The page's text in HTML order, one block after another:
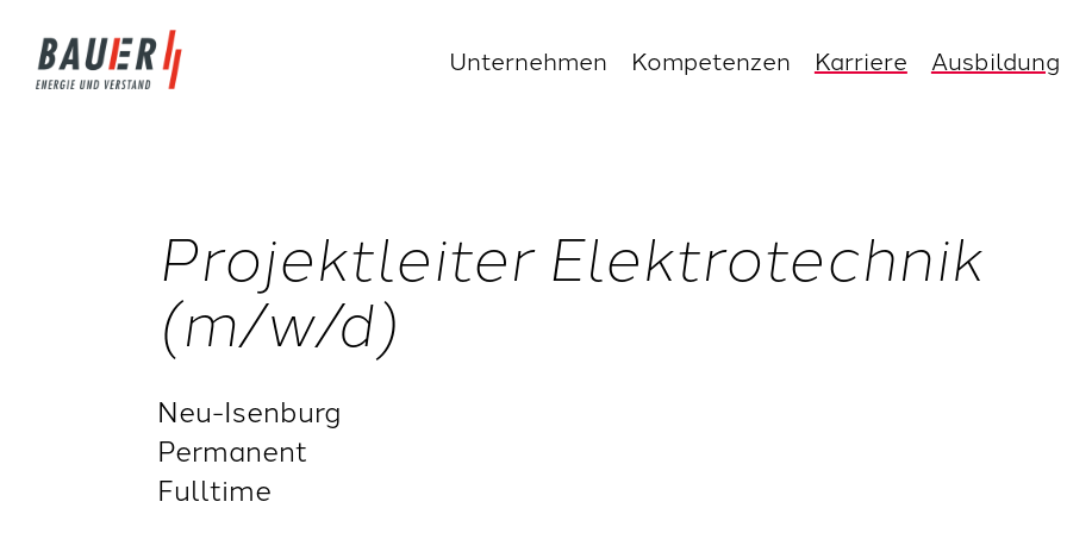
Unternehmen Kompetenzen Karriere Ausbildung
Projektleiter Elektrotechnik
(m/w/d)
Neu-Isenburg
Permanent
Fulltime